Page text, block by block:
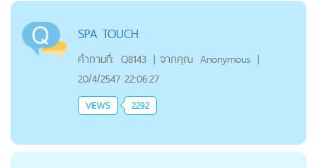
SPA TOUCH
คำถามที่: Q8143 | จากคุณ Anonymous |
20/4/2547 22:06:27
VIEWS 2292